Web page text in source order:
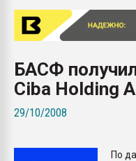
БАСФ
Ciba Holding
29/10/2008
По